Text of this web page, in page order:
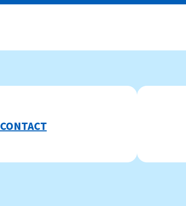
CONTACT